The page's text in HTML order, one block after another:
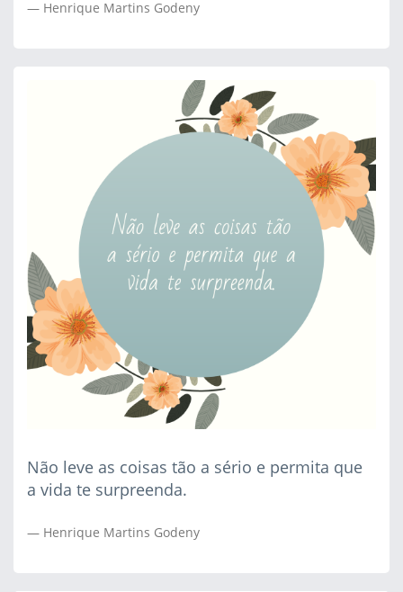
Henrique Martins Godeny
Não leve as coisas tão a sério e permita que
a vida te surpreenda.
Henrique Martins Godeny